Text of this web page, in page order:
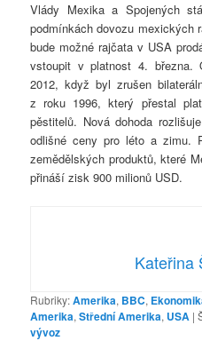
Vlády Mexika a Spojených
podmínkách dovozu mexických
bude možné rajčata v USA
vstoupit v platnost 4. března.
2012, když byl zrušen
z roku 1996, který přestal
pěstitelů. Nová dohoda
odlišné ceny pro léto a zimu.
zemědělských produktů, které
přináší zisk 900 milionů USD.
Kateřina
Rubriky:Amerika, BBC,
Amerika,Střední Amerika, USA |
vývoz